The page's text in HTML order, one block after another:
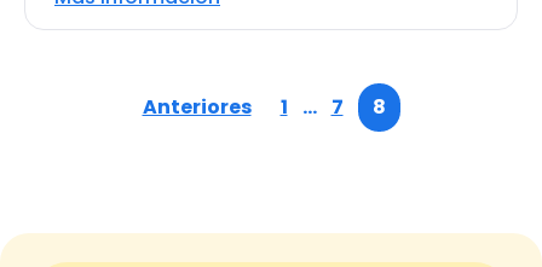
Anteriores 1 … 7 8